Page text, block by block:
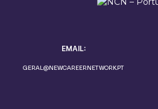
EMAIL:
GERAL@NEWCAREERNETWORK.PT